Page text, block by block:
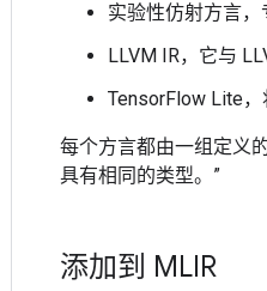
实验性仿射方言，
LLVM IR，它与
TensorFlow Lite，
每个方言都由一组定义
具有相同的类型。”
添加到 MLIR